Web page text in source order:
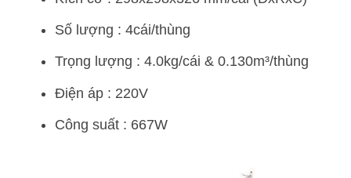
Số lượng : 4cái/thùng
Trọng lượng : 4.0kg/cái & 0.130m³/thùng
Điện áp : 220V
Công suất : 667W